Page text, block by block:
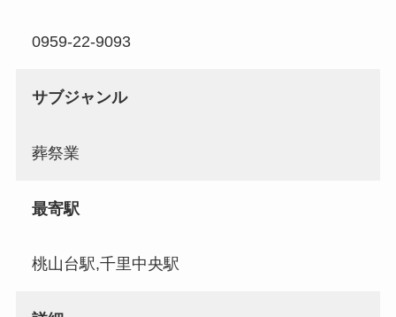
0959-22-9093
サブジャンル
葬祭業
最寄駅
桃山台駅,千里中央駅